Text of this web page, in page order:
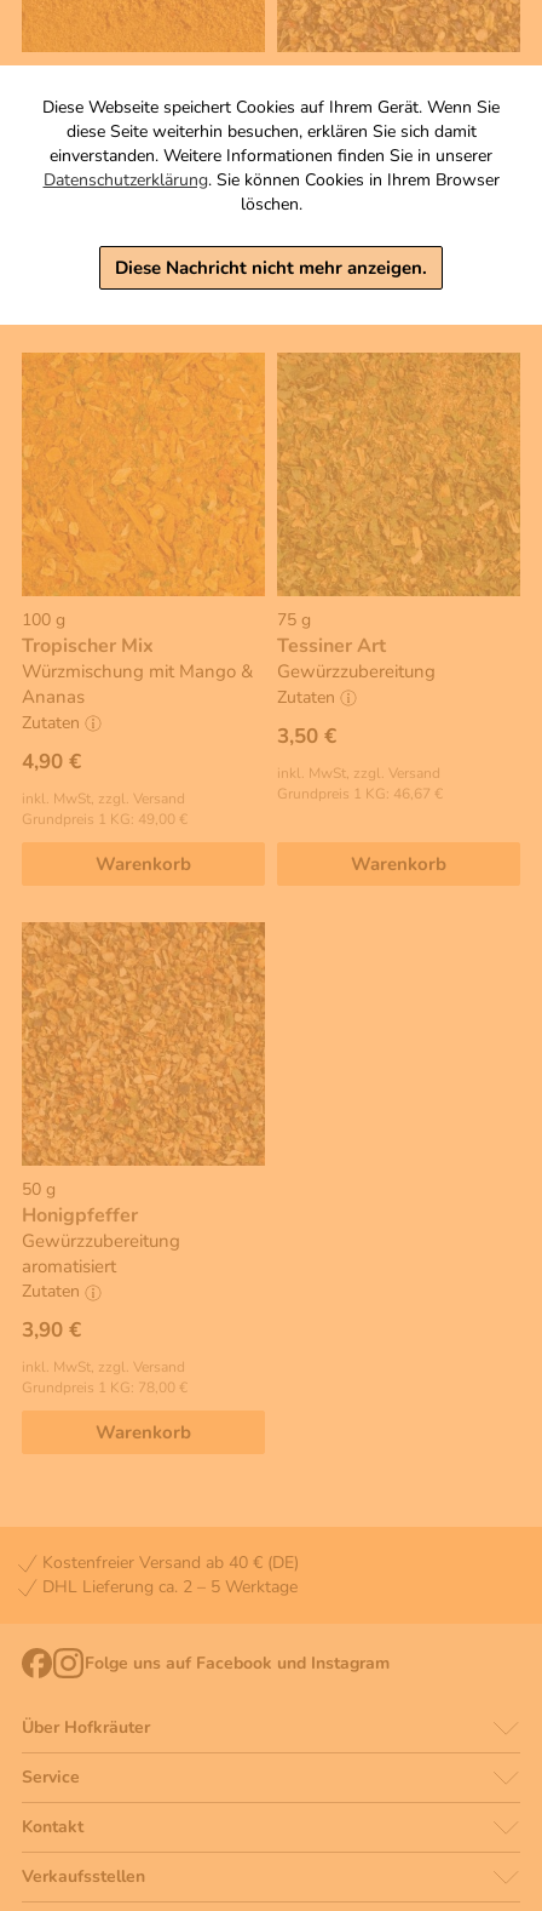
Diese Webseite speichert Cookies auf Ihrem Gerät. Wenn Sie
diese Seite weiterhin besuchen, erklären Sie sich damit
einverstanden. Weitere Informationen finden Sie in unserer
Datenschutzerklärung. Sie können Cookies in Ihrem Browser
löschen.
Diese Nachricht nicht mehr anzeigen.
Kürbis- & Zucchini Gewürz
Zutaten
3,50 €
Warenkorb
Brägili-Gwirz
Gewürzzubereitung
Zutaten
5,90 €
Grundpreis 1 KG: 29,50 €
Warenkorb
100 g
Tropischer Mix
Würzmischung mit Mango &
Ananas
Zutaten
4,90 €
inkl. MwSt, zzgl. Versand
Grundpreis 1 KG: 49,00 €
Warenkorb
75 g
Tessiner Art
Gewürzzubereitung
Zutaten
3,50 €
inkl. MwSt, zzgl. Versand
Grundpreis 1 KG: 46,67 €
Warenkorb
50 g
Honigpfeffer
Gewürzzubereitung
aromatisiert
Zutaten
3,90 €
inkl. MwSt, zzgl. Versand
Grundpreis 1 KG: 78,00 €
Warenkorb
Kostenfreier Versand ab 40 € (DE)
DHL Lieferung ca. 2 – 5 Werktage
Folge uns auf Facebook und Instagram
Über Hofkräuter
Service
Kontakt
Verkaufsstellen